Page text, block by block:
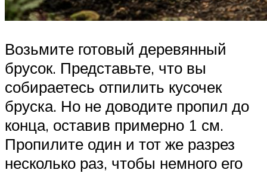
Возьмите готовый деревянный
брусок. Представьте, что вы
собираетесь отпилить кусочек
бруска. Но не доводите пропил до
конца, оставив примерно 1 см.
Пропилите один и тот же разрез
несколько раз, чтобы немного его